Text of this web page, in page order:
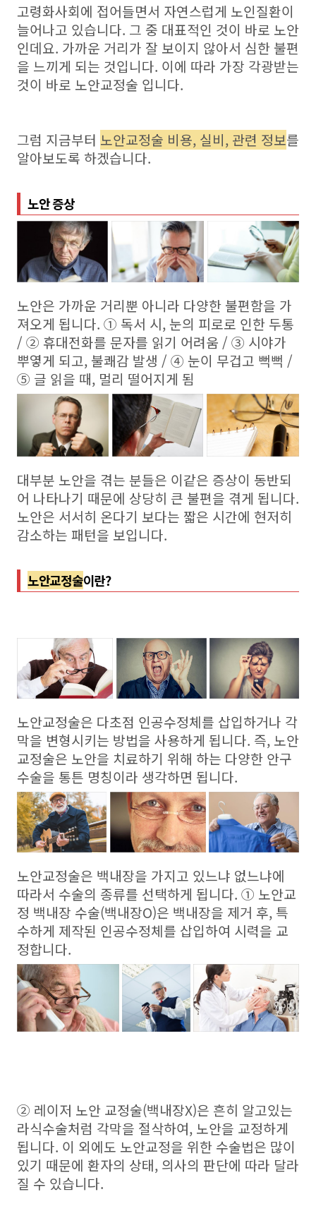
고령화사회에 접어들면서 자연스럽게 노인질환이
늘어나고 있습니다. 그 중 대표적인 것이 바로 노안
인데요. 가까운 거리가 잘 보이지 않아서 심한 불편
을 느끼게 되는 것입니다. 이에 따라 가장 각광받는
것이 바로 노안교정술 입니다.
그럼 지금부터 노안교정술 비용, 실비, 관련 정보를
알아보도록 하겠습니다.
노안 증상
노안은 가까운 거리뿐 아니라 다양한 불편함을 가
져오게 됩니다. ① 독서 시, 눈의 피로로 인한 두통
/ ② 휴대전화를 문자를 읽기 어려움 / ③ 시야가
뿌옇게 되고, 불쾌감 발생 / ④ 눈이 무겁고 뻑뻑 /
⑤ 글 읽을 때, 멀리 떨어지게 됨
대부분 노안을 겪는 분들은 이같은 증상이 동반되
어 나타나기 때문에 상당히 큰 불편을 겪게 됩니다.
노안은 서서히 온다기 보다는 짧은 시간에 현저히
감소하는 패턴을 보입니다.
노안교정술이란?
노안교정술은 다초점 인공수정체를 삽입하거나 각
막을 변형시키는 방법을 사용하게 됩니다. 즉, 노안
교정술은 노안을 치료하기 위해 하는 다양한 안구
수술을 통튼 명칭이라 생각하면 됩니다.
노안교정술은 백내장을 가지고 있느냐 없느냐에
따라서 수술의 종류를 선택하게 됩니다. ① 노안교
정 백내장 수술(백내장O)은 백내장을 제거 후, 특
수하게 제작된 인공수정체를 삽입하여 시력을 교
정합니다.
② 레이저 노안 교정술(백내장X)은 흔히 알고있는
라식수술처럼 각막을 절삭하여, 노안을 교정하게
됩니다. 이 외에도 노안교정을 위한 수술법은 많이
있기 때문에 환자의 상태, 의사의 판단에 따라 달라
질 수 있습니다.